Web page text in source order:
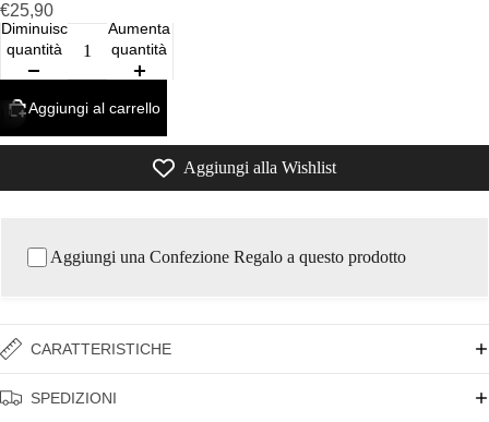
€25,90
Diminuisci
quantità
Aumenta
quantità
Aggiungi al carrello
Aggiungi alla Wishlist
Aggiungi una Confezione Regalo a questo prodotto
CARATTERISTICHE
SPEDIZIONI